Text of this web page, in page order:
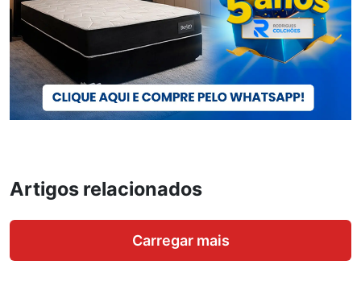
Artigos relacionados
Carregar mais